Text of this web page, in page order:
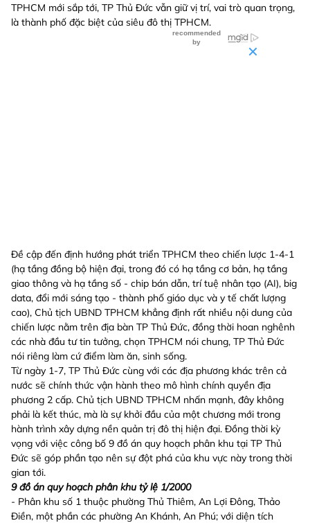
TPHCM mới sắp tới, TP Thủ Đức vẫn giữ vị trí, vai trò quan trọng,
là thành phố đặc biệt của siêu đô thị TPHCM.
Đề cập đến định hướng phát triển TPHCM theo chiến lược 1-4-1
(hạ tầng đồng bộ hiện đại, trong đó có hạ tầng cơ bản, hạ tầng
giao thông và hạ tầng số - chip bán dẫn, trí tuệ nhân tạo (AI), big
data, đổi mới sáng tạo - thành phố giáo dục và y tế chất lượng
cao), Chủ tịch UBND TPHCM khẳng định rất nhiều nội dung của
chiến lược nằm trên địa bàn TP Thủ Đức, đồng thời hoan nghênh
các nhà đầu tư tin tưởng, chọn TPHCM nói chung, TP Thủ Đức
nói riêng làm cứ điểm làm ăn, sinh sống.
Từ ngày 1-7, TP Thủ Đức cùng với các địa phương khác trên cả
nước sẽ chính thức vận hành theo mô hình chính quyền địa
phương 2 cấp. Chủ tịch UBND TPHCM nhấn mạnh, đây không
phải là kết thúc, mà là sự khởi đầu của một chương mới trong
hành trình xây dựng nền quản trị đô thị hiện đại. Đồng thời kỳ
vọng với việc công bố 9 đồ án quy hoạch phân khu tại TP Thủ
Đức sẽ góp phần tạo nên sự đột phá của khu vực này trong thời
gian tới.
9 đồ án quy hoạch phân khu tỷ lệ 1/2000
- Phân khu số 1 thuộc phường Thủ Thiêm, An Lợi Đông, Thảo
Điền, một phần các phường An Khánh, An Phú; với diện tích